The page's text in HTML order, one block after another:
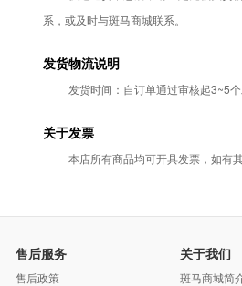
系，或及时与斑马商城联系。
发货物流说明
发货时间：自订单通过审核起3~5
关于发票
本店所有商品均可开具发票，如有
售后服务
售后政策
关于我们
斑马商城简